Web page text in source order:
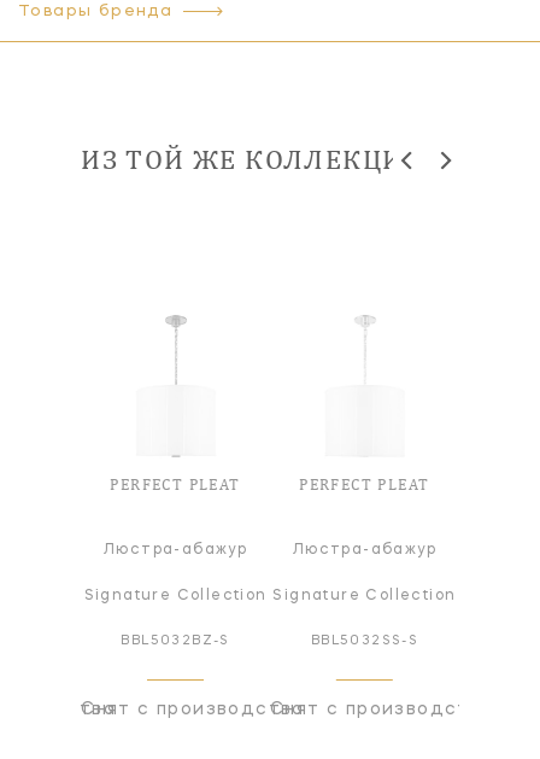
Товары бренда
ИЗ ТОЙ ЖЕ КОЛЛЕКЦИИ
PERFECT PLEAT
Люстра-абажур
Signature Collection
BBL5032BZ-S
Снят с производства
PERFECT PLEAT
Люстра-абажур
Signature Collection
BBL5032SS-S
Снят с производстваСнят с